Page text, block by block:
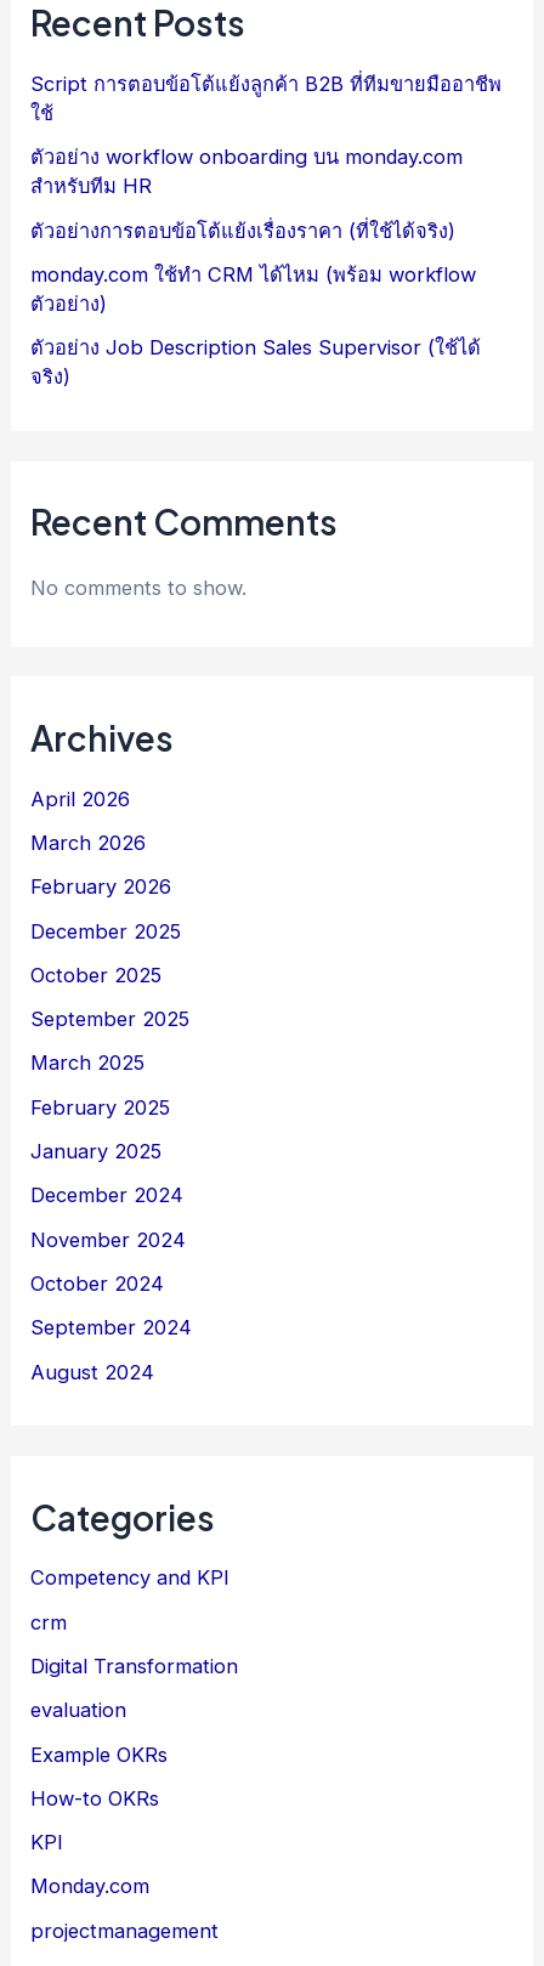
Recent Posts
Script การตอบข้อโต้แย้งลูกค้า B2B ที่ทีมขายมืออาชีพ
ใช้
ตัวอย่าง workflow onboarding บน monday.com
สำหรับทีม HR
ตัวอย่างการตอบข้อโต้แย้งเรื่องราคา (ที่ใช้ได้จริง)
monday.com ใช้ทำ CRM ได้ไหม (พร้อม workflow
ตัวอย่าง)
ตัวอย่าง Job Description Sales Supervisor (ใช้ได้
จริง)
Recent Comments
No comments to show.
Archives
April 2026
March 2026
February 2026
December 2025
October 2025
September 2025
March 2025
February 2025
January 2025
December 2024
November 2024
October 2024
September 2024
August 2024
Categories
Competency and KPI
crm
Digital Transformation
evaluation
Example OKRs
How-to OKRs
KPI
Monday.com
projectmanagement